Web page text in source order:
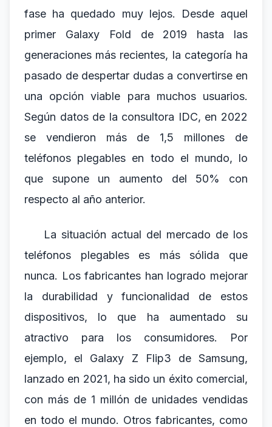
fase ha quedado muy lejos. Desde aquel
primer Galaxy Fold de 2019 hasta las
generaciones más recientes, la categoría ha
pasado de despertar dudas a convertirse en
una opción viable para muchos usuarios.
Según datos de la consultora IDC, en 2022
se vendieron más de 1,5 millones de
teléfonos plegables en todo el mundo, lo
que supone un aumento del 50% con
respecto al año anterior.
La situación actual del mercado de los
teléfonos plegables es más sólida que
nunca. Los fabricantes han logrado mejorar
la durabilidad y funcionalidad de estos
dispositivos, lo que ha aumentado su
atractivo para los consumidores. Por
ejemplo, el Galaxy Z Flip3 de Samsung,
lanzado en 2021, ha sido un éxito comercial,
con más de 1 millón de unidades vendidas
en todo el mundo. Otros fabricantes, como